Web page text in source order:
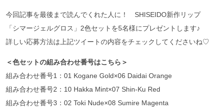
今回記事を最後まで読んでくれた人に！ SHISEIDO新作リップ
「シマージェルグロス」2色セットを5名様にプレゼント します♪
詳しい応募方法は上記ツイートの内容をチェックしてくださいね♡
＜色セットの組み合わせ番号はこちら＞
組み合わせ番号1：01 Kogane Gold×06 Daidai Orange
組み合わせ番号2：10 Hakka Mint×07 Shin-Ku Red
組み合わせ番号3：02 Toki Nude×08 Sumire Magenta